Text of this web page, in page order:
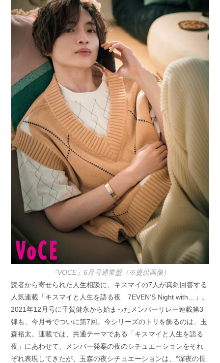
『VOCE』6月号通常盤（※提供画像）
読者から寄せられた人生相談に、キスマイの7人が真剣回答する
人気連載「キスマイと人生を語る夜 7EVEN’S Night with…」。
2021年12月号に千賀健永から始まったメンバーリレー連載第3
弾も、今月号でついに第7回。今シリーズのトリを飾るのは、玉
森裕太。連載では、共通テーマである「キスマイと人生を語る
夜」にあわせて、メンバー発案の夜のシチュエーションをそれ
ぞれ表現してきたが、玉森の夜シチュエーションは、“深夜の長